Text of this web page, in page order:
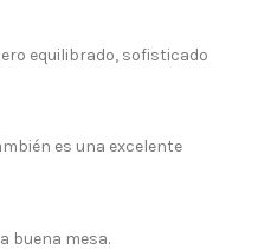
equilibrado, sofisticado
es una excelente
buena mesa.